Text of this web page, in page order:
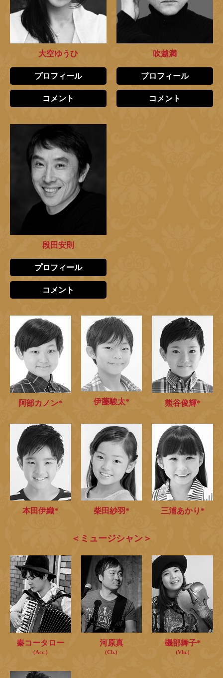
大空ゆうひ
プロフィール
コメント
吹越満
プロフィール
コメント
段田安則
プロフィール
コメント
阿部カノン* 伊藤駿太* 熊谷俊輝*
本田伊織* 柴田紗羽* 三浦あかり*
＜ミュージシャン＞
秦コータロー
(Acc.)
河原真
(Cb.)
磯部舞子*
(Vln.)